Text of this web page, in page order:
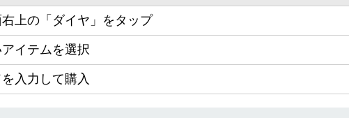
上の「ダイヤ」をタップ
イテムを選択
入力して購入